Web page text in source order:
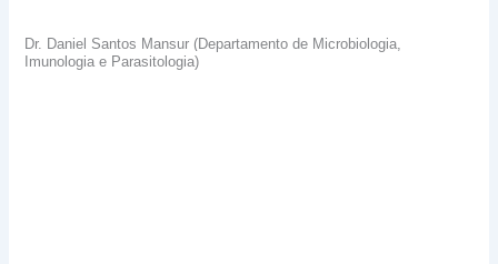
Dr. Daniel Santos Mansur (Departamento de Microbiologia,
Imunologia e Parasitologia)